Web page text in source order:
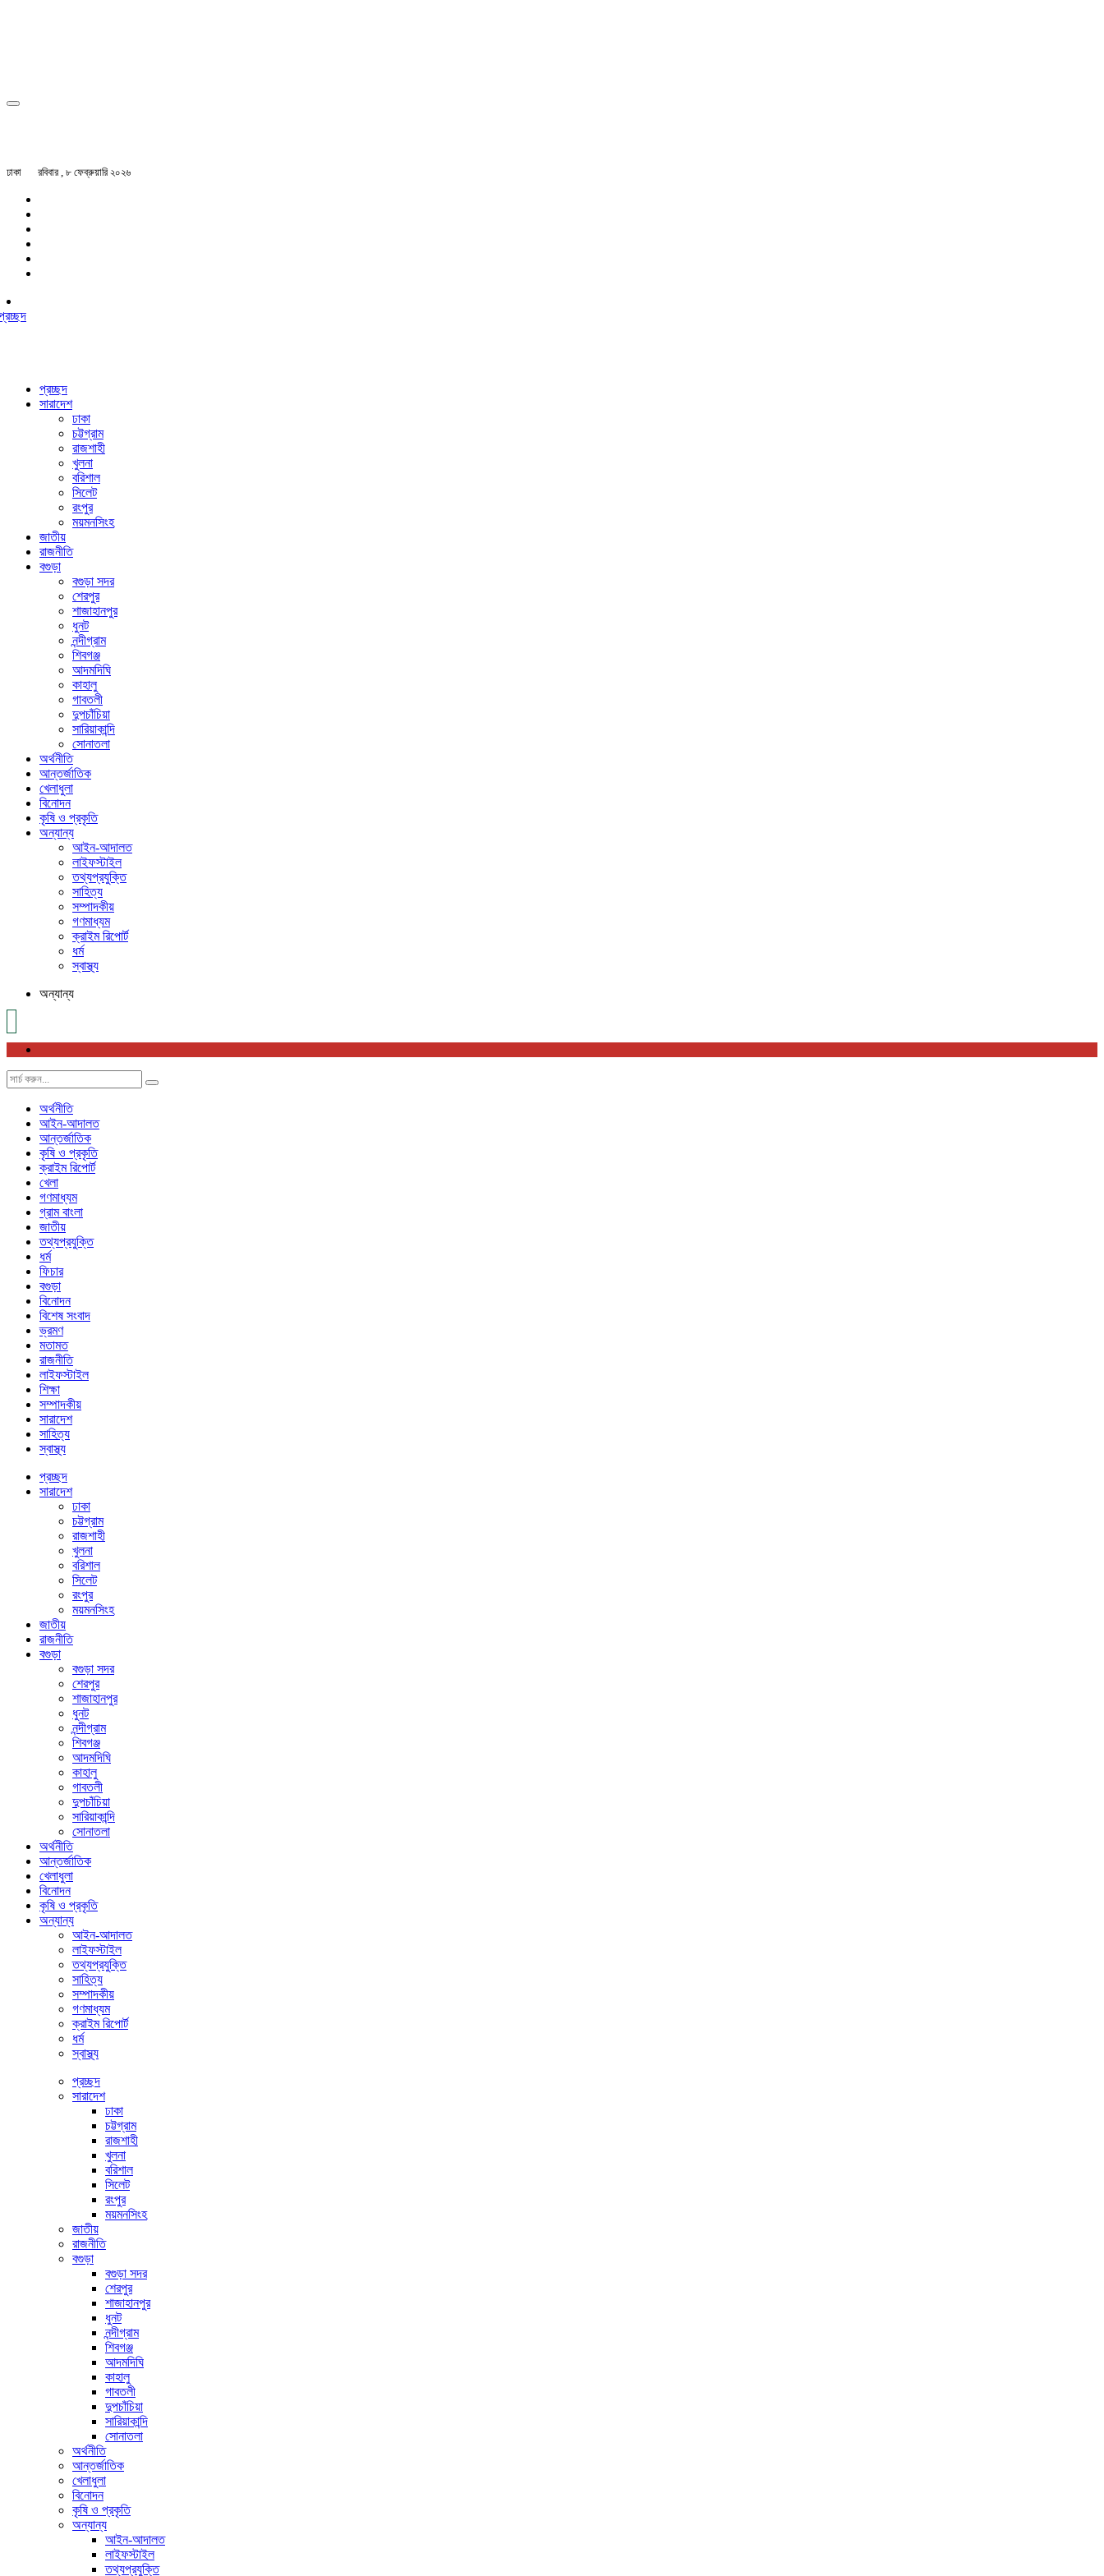
ঢাকা রবিবার , ৮ ফেব্রুয়ারি ২০২৬
প্রচ্ছদ
সারাদেশ
ঢাকা
চট্টগ্রাম
রাজশাহী
খুলনা
বরিশাল
সিলেট
রংপুর
ময়মনসিংহ
জাতীয়
রাজনীতি
বগুড়া
বগুড়া সদর
শেরপুর
শাজাহানপুর
ধুনট
নন্দীগ্রাম
শিবগঞ্জ
আদমদিঘি
কাহালু
গাবতলী
দুপচাঁচিয়া
সারিয়াকান্দি
সোনাতলা
অর্থনীতি
আন্তর্জাতিক
খেলাধুলা
বিনোদন
কৃষি ও প্রকৃতি
অন্যান্য
আইন-আদালত
লাইফস্টাইল
তথ্যপ্রযুক্তি
সাহিত্য
সম্পাদকীয়
গণমাধ্যম
ক্রাইম রিপোর্ট
ধর্ম
স্বাস্থ্য
অন্যান্য
অর্থনীতি
আইন-আদালত
আন্তর্জাতিক
কৃষি ও প্রকৃতি
ক্রাইম রিপোর্ট
খেলা
গণমাধ্যম
গ্রাম বাংলা
জাতীয়
তথ্যপ্রযুক্তি
ধর্ম
ফিচার
বগুড়া
বিনোদন
বিশেষ সংবাদ
ভ্রমণ
মতামত
রাজনীতি
লাইফস্টাইল
শিক্ষা
সম্পাদকীয়
সারাদেশ
সাহিত্য
স্বাস্থ্য
প্রচ্ছদ
সারাদেশ
ঢাকা
চট্টগ্রাম
রাজশাহী
খুলনা
বরিশাল
সিলেট
রংপুর
ময়মনসিংহ
জাতীয়
রাজনীতি
বগুড়া
বগুড়া সদর
শেরপুর
শাজাহানপুর
ধুনট
নন্দীগ্রাম
শিবগঞ্জ
আদমদিঘি
কাহালু
গাবতলী
দুপচাঁচিয়া
সারিয়াকান্দি
সোনাতলা
অর্থনীতি
আন্তর্জাতিক
খেলাধুলা
বিনোদন
কৃষি ও প্রকৃতি
অন্যান্য
আইন-আদালত
লাইফস্টাইল
তথ্যপ্রযুক্তি
সাহিত্য
সম্পাদকীয়
গণমাধ্যম
ক্রাইম রিপোর্ট
ধর্ম
স্বাস্থ্য
প্রচ্ছদ
সারাদেশ
ঢাকা
চট্টগ্রাম
রাজশাহী
খুলনা
বরিশাল
সিলেট
রংপুর
ময়মনসিংহ
জাতীয়
রাজনীতি
বগুড়া
বগুড়া সদর
শেরপুর
শাজাহানপুর
ধুনট
নন্দীগ্রাম
শিবগঞ্জ
আদমদিঘি
কাহালু
গাবতলী
দুপচাঁচিয়া
সারিয়াকান্দি
সোনাতলা
অর্থনীতি
আন্তর্জাতিক
খেলাধুলা
বিনোদন
কৃষি ও প্রকৃতি
অন্যান্য
আইন-আদালত
লাইফস্টাইল
তথ্যপ্রযুক্তি